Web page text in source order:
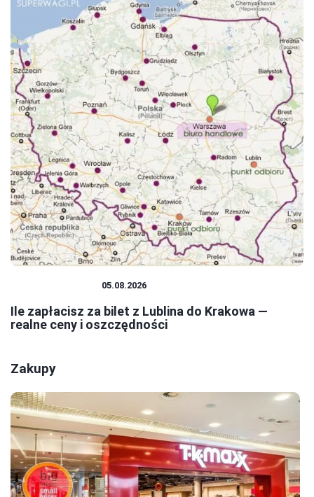
05.08.2026
Ile zapłacisz za bilet z Lublina do Krakowa —
realne ceny i oszczędności
Zakupy